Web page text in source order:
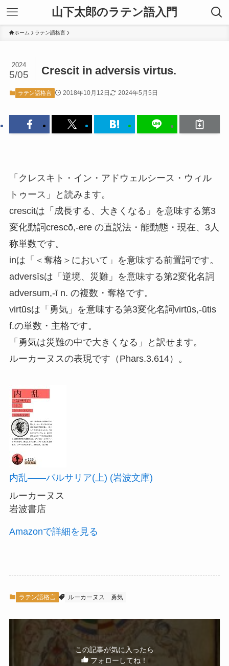
山下太郎のラテン語入門
ホーム ラテン語格言
Crescit in adversis virtus.
2024
5/05
ラテン語格言 2018年10月12日 2024年5月5日
「クレスキト・イン・アドウェルシース・ウィル
トゥース」と読みます。
crescitは「成長する、大きくなる」を意味する第3
変化動詞crescō,-ere の直説法・能動態・現在、3人
称単数です。
inは「＜奪格＞において」を意味する前置詞です。
adversīsは「逆境、災難」を意味する第2変化名詞
adversum,-ī n. の複数・奪格です。
virtūsは「勇気」を意味する第3変化名詞virtūs,-ūtis
f.の単数・主格です。
「勇気は災難の中で大きくなる」と訳せます。
ルーカーヌスの表現です（Phars.3.614）。
内乱――パルサリア(上) (岩波文庫)
ルーカーヌス
岩波書店
Amazonで詳細を見る
ラテン語格言 ルーカーヌス 勇気
この記事が気に入ったら
フォローしてね！